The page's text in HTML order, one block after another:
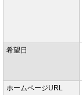
希望日
ホームページURL